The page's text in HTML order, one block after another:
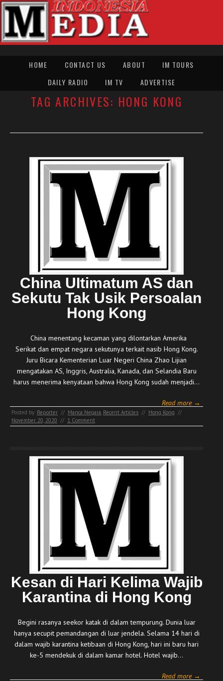
HOME CONTACT US ABOUT
IM TOURS
DAILY RADIO
IM TV ADVERTISE
TAG ARCHIVES: HONG KONG
China UItimatum AS dan
Sekutu Tak Usik Persoalan
Hong Kong
China menentang kecaman yang dilontarkan Amerika
Serikat dan empat negara sekutunya terkait nasib Hong Kong.
Juru Bicara Kementerian Luar Negeri China Zhao Lijian
mengatakan AS, Inggris, Australia, Kanada, dan Selandia Baru
harus menerima kenyataan bahwa Hong Kong sudah menjadi…
Read more →
Posted by: Reporter // Manca Negara Recent Articles // Hong Kong //
November 20, 2020 // 1 Comment
Kesan di Hari Kelima Wajib
Karantina di Hong Kong
Begini rasanya seekor katak di dalam tempurung. Dunia luar
hanya secupit pemandangan di luar jendela. Selama 14 hari di
dalam wajib karantina ketibaan di Hong Kong, hari ini baru hari
ke-5 mendekuk di dalam kamar hotel. Hotel wajib…
Read more →